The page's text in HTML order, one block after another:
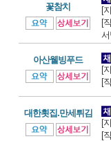
꽃참치
[
[
서
아산웰빙푸드
[
[
대한횟집.만세튀김
[
[